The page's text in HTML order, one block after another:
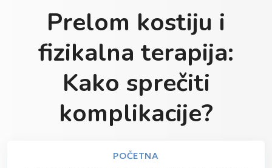
Prelom kostiju i
fizikalna terapija:
Kako sprečiti
komplikacije?
POČETNA